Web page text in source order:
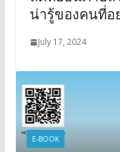
น่ารู้ของคนที่อ
July 17, 2024
E-BOOK